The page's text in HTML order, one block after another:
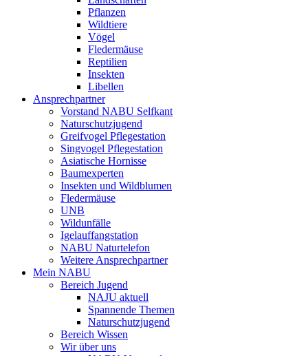
Pflanzen
Wildtiere
Vögel
Fledermäuse
Reptilien
Insekten
Libellen
Ansprechpartner
Vorstand NABU Selfkant
Naturschutzjugend
Greifvogel Pflegestation
Singvogel Pflegestation
Asiatische Hornisse
Baumexperten
Insekten und Wildblumen
Fledermäuse
UNB
Wildunfälle
Igelauffangstation
NABU Naturtelefon
Weitere Ansprechpartner
Mein NABU
Bereich Jugend
NAJU aktuell
Spannende Themen
Naturschutzjugend
Bereich Wissen
Wir über uns